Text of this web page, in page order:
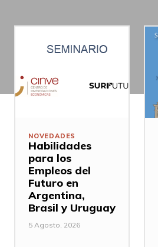
NOVEDADES
Habilidades
para los
Empleos del
Futuro en
Argentina,
Brasil y Uruguay
5 Agosto, 2026